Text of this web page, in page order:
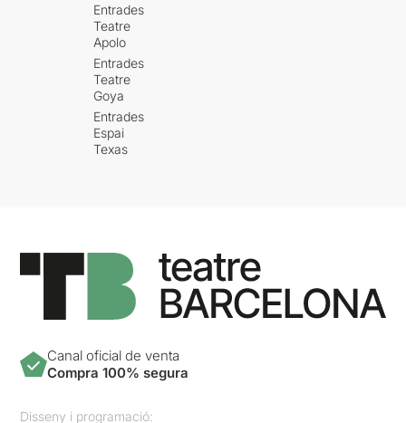
Entrades
Teatre
Apolo
Entrades
Teatre
Goya
Entrades
Espai
Texas
Canal oficial de venta
Compra 100% segura
Disseny i programació: